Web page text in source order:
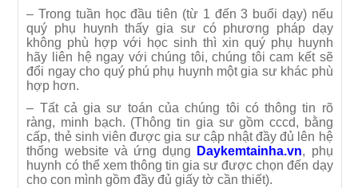
– Trong tuần học đầu tiên (từ 1 đến 3 buổi dạy) nếu
quý phụ huynh thấy gia sư có phương pháp dạy
không phù hợp với học sinh thì xin quý phụ huynh
hãy liên hệ ngay với chúng tôi, chúng tôi cam kết sẽ
đổi ngay cho quý phú phụ huynh một gia sư khác phù
hợp hơn.
– Tất cả gia sư toán của chúng tôi có thông tin rõ
ràng, minh bạch. (Thông tin gia sư gồm cccd, bằng
cấp, thẻ sinh viên được gia sư cập nhật đầy đủ lên hệ
thống website và ứng dụng
Daykemtainha.vn, phụ
huynh có thể xem thông tin gia sư được chọn đến dạy
cho con mình gồm đầy đủ giấy tờ cần thiết).